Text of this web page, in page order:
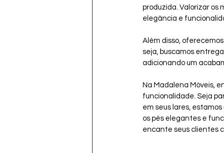
produzida. Valorizar os
elegância e
Além disso,
seja, buscamos
adicionando um
Na Madalena Móveis,
funcionalidade. Seja
em seus lares,
os pés elegantes e
encante seus clientes